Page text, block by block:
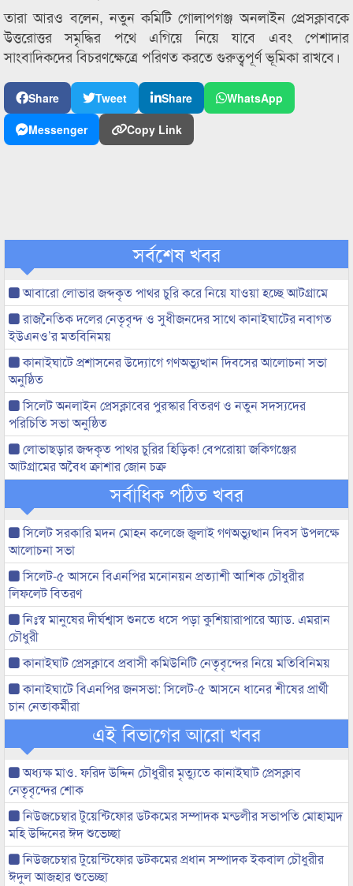
তারা আরও বলেন, নতুন কমিটি গোলাপগঞ্জ অনলাইন প্রেসক্লাবকে
উত্তরোত্তর সমৃদ্ধির পথে এগিয়ে নিয়ে যাবে এবং পেশাদার
সাংবাদিকদের বিচরণক্ষেত্রে পরিণত করতে গুরুত্বপূর্ণ ভূমিকা রাখবে।
Share Tweet Share
WhatsApp
Messenger
Copy Link
সর্বশেষ খবর
আবারো লোভার জব্দকৃত পাথর চুরি করে নিয়ে যাওয়া হচ্ছে আটগ্রামে
রাজনৈতিক দলের নেতৃবৃন্দ ও সুধীজনদের সাথে কানাইঘাটের নবাগত
ইউএনও’র মতবিনিময়
কানাইঘাটে প্রশাসনের উদ্যোগে গণঅভ্যুত্থান দিবসের আলোচনা সভা
অনুষ্ঠিত
সিলেট অনলাইন প্রেসক্লাবের পুরস্কার বিতরণ ও নতুন সদস্যদের
পরিচিতি সভা অনুষ্ঠিত
লোভাছড়ার জব্দকৃত পাথর চুরির হিড়িক! বেপরোয়া জকিগঞ্জের
আটগ্রামের অবৈধ ক্রাশার জোন চক্র
সর্বাধিক পঠিত খবর
সিলেট সরকারি মদন মোহন কলেজে জুলাই গণঅভ্যুত্থান দিবস উপলক্ষে
আলোচনা সভা
সিলেট-৫ আসনে বিএনপির মনোনয়ন প্রত্যাশী আশিক চৌধুরীর
লিফলেট বিতরণ
নিঃস্ব মানুষের দীর্ঘশ্বাস শুনতে ধসে পড়া কুশিয়ারাপারে অ্যাড. এমরান
চৌধুরী
কানাইঘাট প্রেসক্লাবে প্রবাসী কমিউনিটি নেতৃবৃন্দের নিয়ে মতিবিনিময়
কানাইঘাটে বিএনপির জনসভা: সিলেট-৫ আসনে ধানের শীষের প্রার্থী
চান নেতাকর্মীরা
এই বিভাগের আরো খবর
অধ্যক্ষ মাও. ফরিদ উদ্দিন চৌধুরীর মৃত্যুতে কানাইঘাট প্রেসক্লাব
নেতৃবৃন্দের শোক
নিউজচেম্বার টুয়েন্টিফোর ডটকমের সম্পাদক মন্ডলীর সভাপতি মোহাম্মদ
মহি উদ্দিনের ঈদ শুভেচ্ছা
নিউজচেম্বার টুয়েন্টিফোর ডটকমের প্রধান সম্পাদক ইকবাল চৌধুরীর
ঈদুল আজহার শুভেচ্ছা